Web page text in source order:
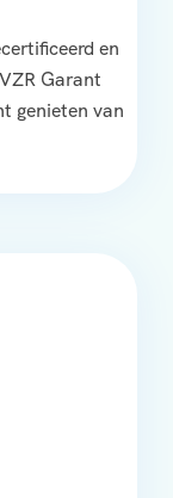
en
Garant
genieten van